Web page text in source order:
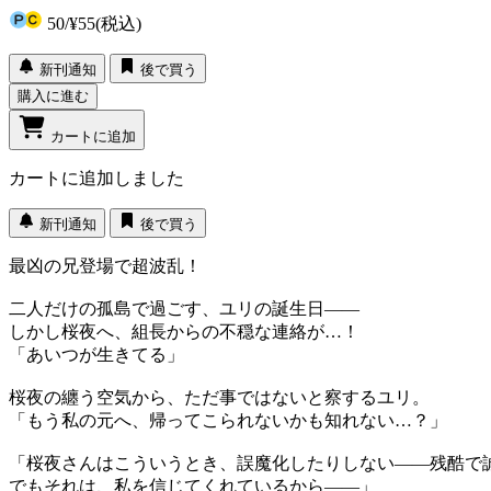
50/¥55(税込)
新刊通知
後で買う
購入に進む
カートに追加
カートに追加しました
新刊通知 後で買う
最凶の兄登場で超波乱！
二人だけの孤島で過ごす、ユリの誕生日――
しかし桜夜へ、組長からの不穏な連絡が…！
「あいつが生きてる」
桜夜の纏う空気から、ただ事ではないと察するユリ。
「もう私の元へ、帰ってこられないかも知れない…？」
「桜夜さんはこういうとき、誤魔化したりしない――残酷
でもそれは、私を信じてくれているから――」